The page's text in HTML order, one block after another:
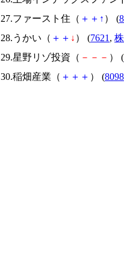
27.ファースト住（ ＋ ＋ ↑ ） (
28.うかい（ ＋ ＋ ↓ ） (7621 ,
29.星野リゾ投資（ － － － ） (
30.稲畑産業（ ＋ ＋ ＋ ） (8098